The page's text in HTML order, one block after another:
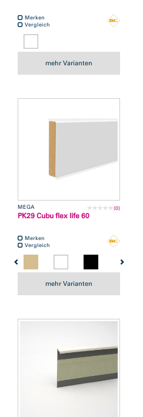
Merken
Vergleich
mehr Varianten
MEGA (0)
PK29 Cubu flex life 60
Merken
Vergleich
mehr Varianten